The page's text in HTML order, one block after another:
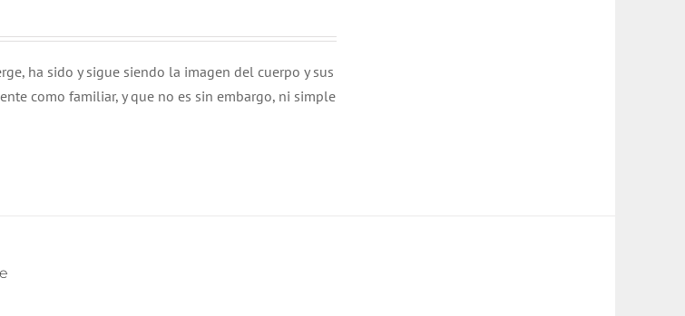
ha sido y sigue siendo la imagen del cuerpo y sus
como familiar, y que no es sin embargo, ni simple